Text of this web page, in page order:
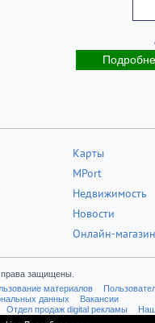
Карты
MPort
Недвижимость
Новости
Онлайн-магазин
защищены.
материалов
данных
Вакансии
Отдел продаж digital рекламы